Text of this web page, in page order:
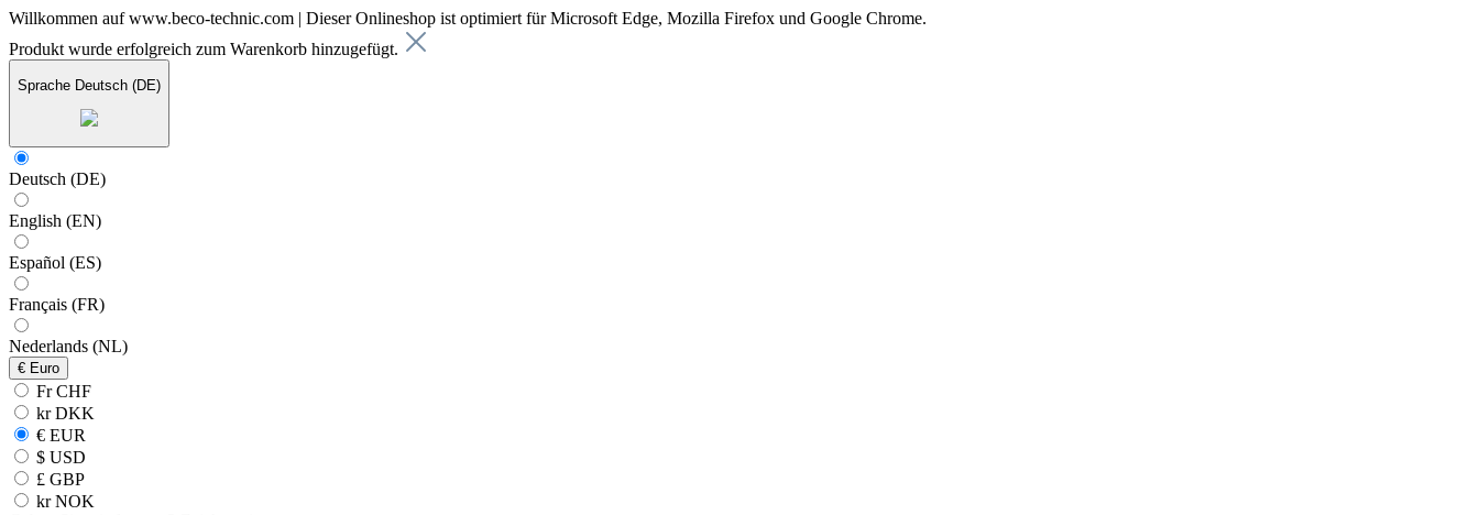
Willkommen auf www.beco-technic.com | Dieser Onlineshop ist optimiert für Microsoft Edge, Mozilla Firefox und Google Chrome.
Produkt wurde erfolgreich zum Warenkorb hinzugefügt.
Sprache Deutsch (DE)
Deutsch (DE)
English (EN)
Español (ES)
Français (FR)
Nederlands (NL)
€ Euro
Fr CHF
kr DKK
€ EUR
$ USD
£ GBP
kr NOK